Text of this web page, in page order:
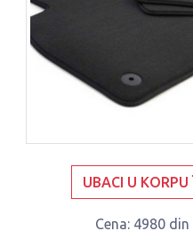
UBACI U KORPU
Cena: 4980 din